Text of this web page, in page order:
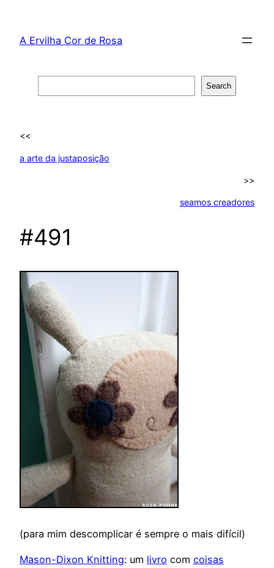
content
A Ervilha Cor de Rosa
Search
<<
a arte da justaposição
>>
seamos creadores
#491
(para mim descomplicar é sempre o mais difícil)
Mason-Dixon Knitting: um livro com coisas